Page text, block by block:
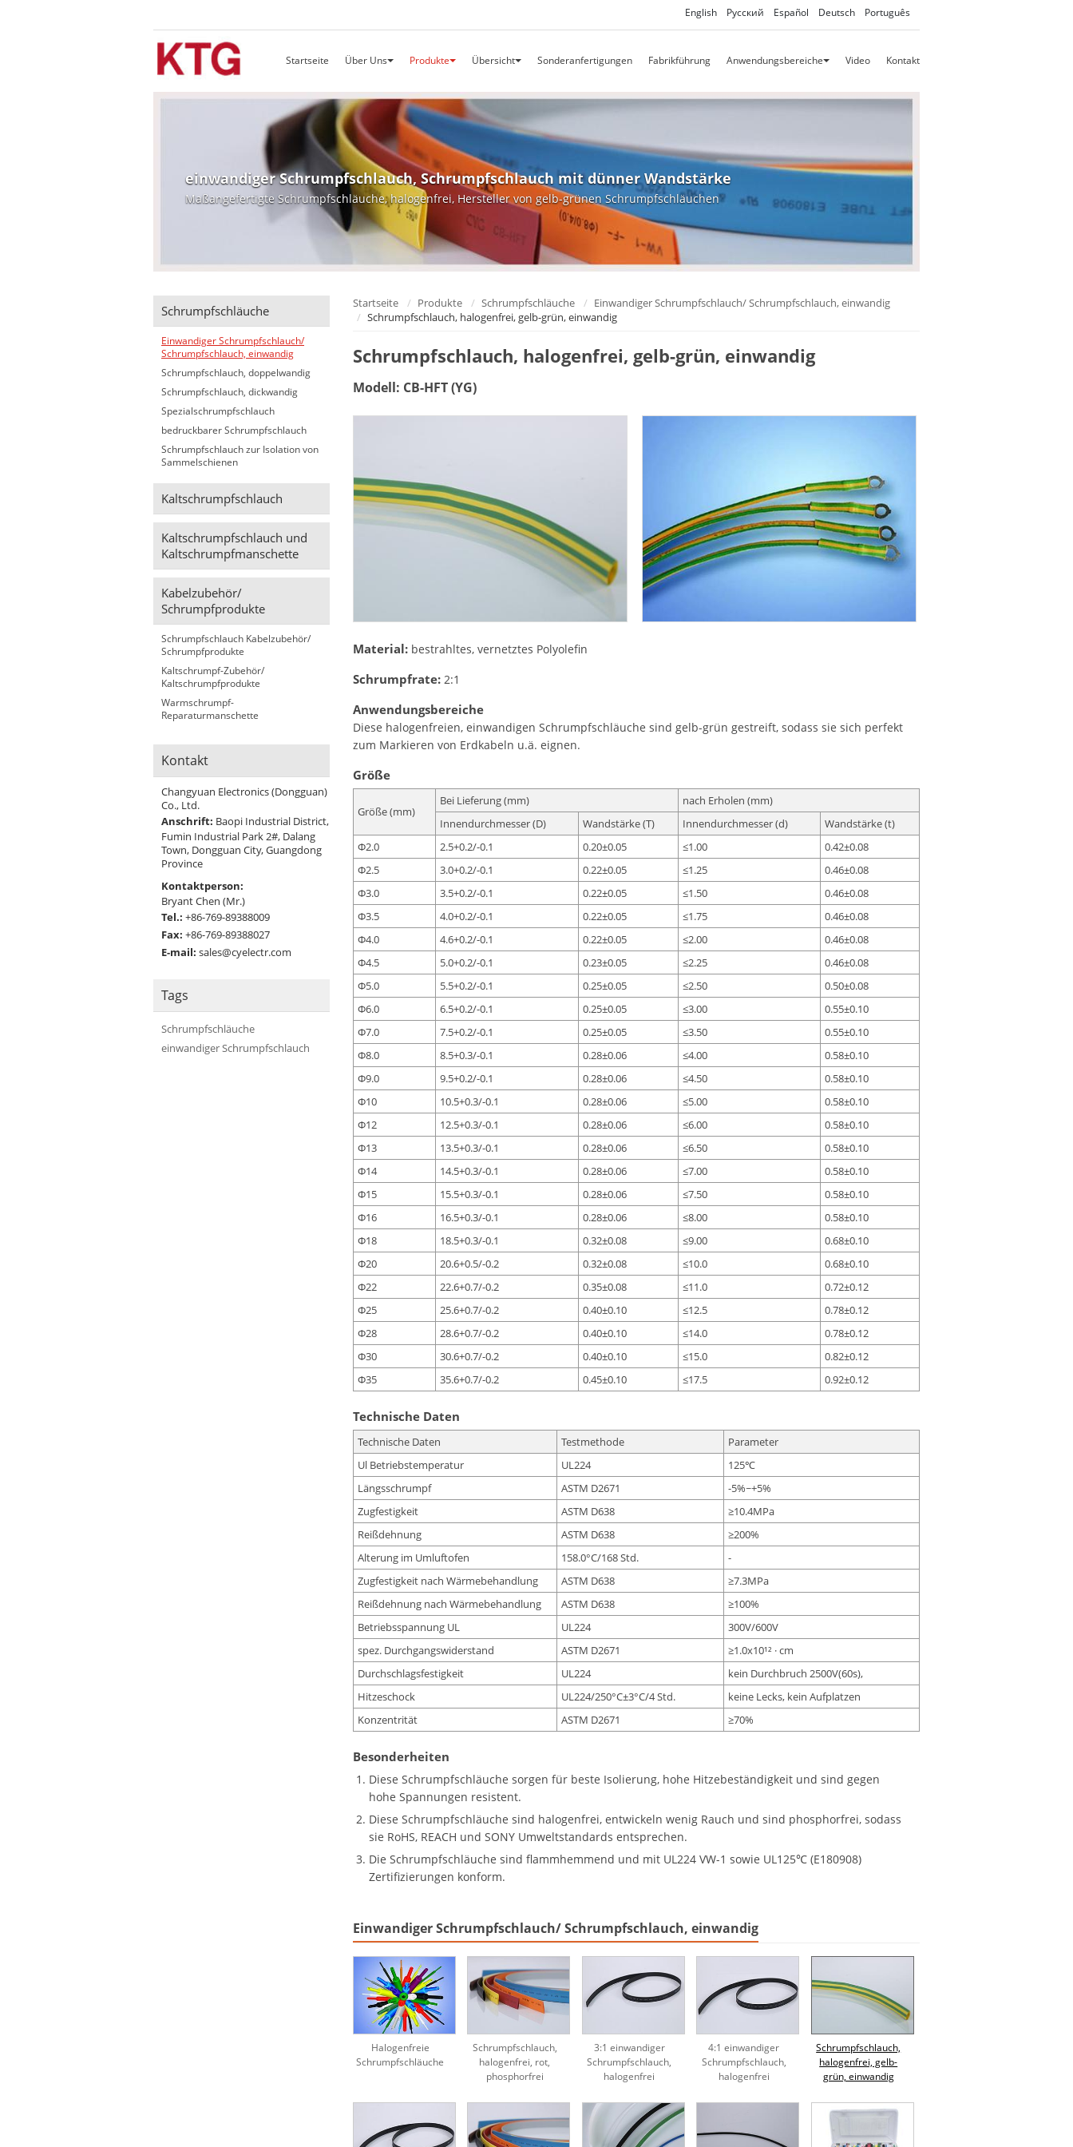
English Русский Español Deutsch Português
Startseite Über Uns Produkte Übersicht Sonderanfertigungen Fabrikführung Anwendungsbereiche Video Kontakt
einwandiger Schrumpfschlauch, Schrumpfschlauch mit dünner Wandstärke
Maßangefertigte Schrumpfschläuche,halogenfrei, Hersteller von gelb-grünen Schrumpfschläuchen
Startseite Produkte Schrumpfschläuche
Einwandiger Schrumpfschlauch/ Schrumpfschlauch, einwandig
Schrumpfschlauch, halogenfrei, gelb-grün, einwandig
Schrumpfschlauch, halogenfrei, gelb-grün, einwandig
Modell: CB-HFT (YG)
Material: bestrahltes, vernetztes Polyolefin
Schrumpfrate:2:1
Anwendungsbereiche
Diese halogenfreien, einwandigen Schrumpfschläuche sind gelb-grün gestreift, sodass sie sich perfekt
zum Markieren von Erdkabeln u.ä. eignen.
Größe
Größe (mm)
Bei Lieferung (mm)
nach Erholen (mm)
Innendurchmesser (D)
Wandstärke (T) Innendurchmesser (d)
Wandstärke (t)
Ф2.0
2.5+0.2/-0.1 0.20±0.05 ≤1.00
0.42±0.08
Ф2.5
3.0+0.2/-0.1 0.22±0.05 ≤1.25
0.46±0.08
Ф3.0
3.5+0.2/-0.1 0.22±0.05 ≤1.50
0.46±0.08
Ф3.5
4.0+0.2/-0.1 0.22±0.05 ≤1.75
0.46±0.08
Ф4.0
4.6+0.2/-0.1 0.22±0.05 ≤2.00
0.46±0.08
Ф4.5
5.0+0.2/-0.1 0.23±0.05 ≤2.25
0.46±0.08
Ф5.0
5.5+0.2/-0.1 0.25±0.05 ≤2.50
0.50±0.08
Ф6.0
6.5+0.2/-0.1 0.25±0.05 ≤3.00
0.55±0.10
Ф7.0
7.5+0.2/-0.1 0.25±0.05 ≤3.50
0.55±0.10
Ф8.0
8.5+0.3/-0.1 0.28±0.06 ≤4.00
0.58±0.10
Ф9.0
9.5+0.2/-0.1 0.28±0.06 ≤4.50
0.58±0.10
Ф10
10.5+0.3/-0.1 0.28±0.06 ≤5.00
0.58±0.10
Ф12
12.5+0.3/-0.1 0.28±0.06 ≤6.00
0.58±0.10
Ф13
13.5+0.3/-0.1 0.28±0.06 ≤6.50
0.58±0.10
Ф14
14.5+0.3/-0.1 0.28±0.06 ≤7.00
0.58±0.10
Ф15
15.5+0.3/-0.1 0.28±0.06 ≤7.50
0.58±0.10
Ф16
16.5+0.3/-0.1 0.28±0.06 ≤8.00
0.58±0.10
Ф18
18.5+0.3/-0.1 0.32±0.08 ≤9.00
0.68±0.10
Ф20
20.6+0.5/-0.2 0.32±0.08 ≤10.0
0.68±0.10
Ф22
22.6+0.7/-0.2 0.35±0.08 ≤11.0
0.72±0.12
Ф25
25.6+0.7/-0.2 0.40±0.10 ≤12.5
0.78±0.12
Ф28
28.6+0.7/-0.2 0.40±0.10 ≤14.0
0.78±0.12
Ф30
30.6+0.7/-0.2 0.40±0.10 ≤15.0
0.82±0.12
Ф35
35.6+0.7/-0.2 0.45±0.10 ≤17.5 0.92±0.12
Technische Daten
Technische Daten Testmethode
Parameter
Ul Betriebstemperatur
UL224
125℃
Längsschrumpf
ASTM D2671
-5%~+5%
Zugfestigkeit
ASTM D638
≥10.4MPa
Reißdehnung
ASTM D638
≥200%
Alterung im Umluftofen
158.0°C/168 Std.
-
Zugfestigkeit nach Wärmebehandlung
ASTM D638
≥7.3MPa
Reißdehnung nach Wärmebehandlung
ASTM D638
≥100%
Betriebsspannung UL
UL224
300V/600V
spez. Durchgangswiderstand
ASTM D2671
≥1.0x10¹² · cm
Durchschlagsfestigkeit
UL224
kein Durchbruch 2500V(60s),
Hitzeschock
UL224/250°C±3°C/4 Std.
keine Lecks, kein Aufplatzen
Konzentrität
ASTM D2671 ≥70%
Besonderheiten
Diese Schrumpfschläuche sorgen für beste Isolierung, hohe Hitzebeständigkeit und sind gegen
hohe Spannungen resistent.
Diese Schrumpfschläuche sind halogenfrei, entwickeln wenig Rauch und sind phosphorfrei, sodass
sie RoHS, REACH und SONY Umweltstandards entsprechen.
Die Schrumpfschläuche sind flammhemmend und mit UL224 VW-1 sowie UL125℃ (E180908)
Zertifizierungen konform.
Einwandiger Schrumpfschlauch/ Schrumpfschlauch, einwandig
Halogenfreie
Schrumpfschläuche
Schrumpfschlauch,
halogenfrei, rot,
phosphorfrei
3:1 einwandiger
Schrumpfschlauch,
halogenfrei
4:1 einwandiger
Schrumpfschlauch,
halogenfrei
Schrumpfschlauch,
halogenfrei, gelb-
grün, einwandig
Schrumpfschläuche
Einwandiger Schrumpfschlauch/
Schrumpfschlauch, einwandig
Schrumpfschlauch, doppelwandig
Schrumpfschlauch, dickwandig
Spezialschrumpfschlauch
bedruckbarer Schrumpfschlauch
Schrumpfschlauch zur Isolation von
Sammelschienen
Kaltschrumpfschlauch
Kaltschrumpfschlauch und
Kaltschrumpfmanschette
Kabelzubehör/
Schrumpfprodukte
Schrumpfschlauch Kabelzubehör/
Schrumpfprodukte
Kaltschrumpf-Zubehör/
Kaltschrumpfprodukte
Warmschrumpf-
Reparaturmanschette
Kontakt
Changyuan Electronics (Dongguan)
Co., Ltd.
Anschrift: Baopi Industrial District,
Fumin Industrial Park 2#, Dalang
Town, Dongguan City, Guangdong
Province
Kontaktperson:
Bryant Chen (Mr.)
Tel.: +86-769-89388009
Fax: +86-769-89388027
E-mail: sales@cyelectr.com
Tags
Schrumpfschläuche
einwandiger Schrumpfschlauch